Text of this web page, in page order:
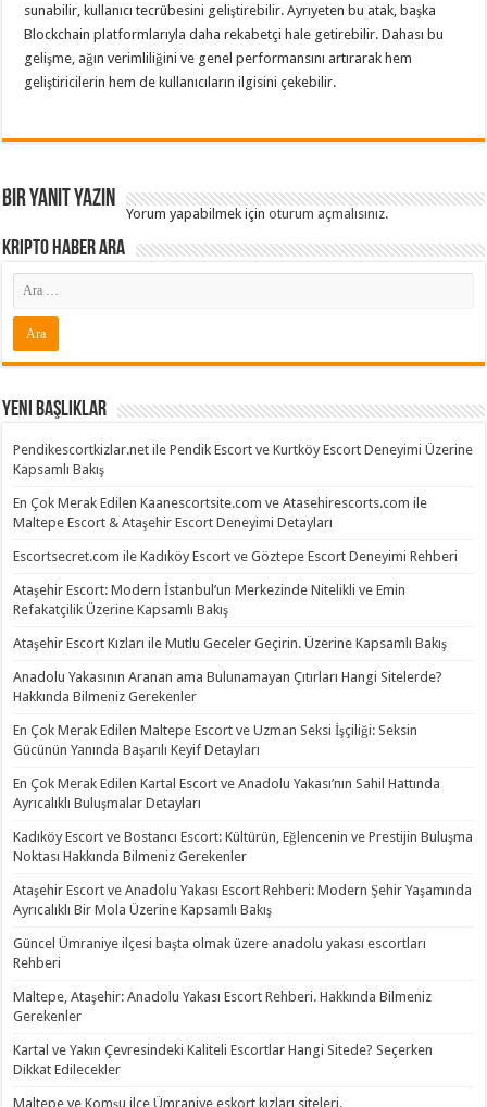
sunabilir, kullanıcı tecrübesini geliştirebilir. Ayrıyeten bu atak, başka
Blockchain platformlarıyla daha rekabetçi hale getirebilir. Dahası bu
gelişme, ağın verimliliğini ve genel performansını artırarak hem
geliştiricilerin hem de kullanıcıların ilgisini çekebilir.
Bir yanıt yazın
Yorum yapabilmek içinoturum açmalısınız.
Kripto Haber ARA
Yeni Başlıklar
Pendikescortkizlar.net ile Pendik Escort ve Kurtköy Escort Deneyimi Üzerine
Kapsamlı Bakış
En Çok Merak Edilen Kaanescortsite.com ve Atasehirescorts.com ile
Maltepe Escort & Ataşehir Escort Deneyimi Detayları
Escortsecret.com ile Kadıköy Escort ve Göztepe Escort Deneyimi Rehberi
Ataşehir Escort: Modern İstanbul’un Merkezinde Nitelikli ve Emin
Refakatçilik Üzerine Kapsamlı Bakış
Ataşehir Escort Kızları ile Mutlu Geceler Geçirin. Üzerine Kapsamlı Bakış
Anadolu Yakasının Aranan ama Bulunamayan Çıtırları Hangi Sitelerde?
Hakkında Bilmeniz Gerekenler
En Çok Merak Edilen Maltepe Escort ve Uzman Seksi İşçiliği: Seksin
Gücünün Yanında Başarılı Keyif Detayları
En Çok Merak Edilen Kartal Escort ve Anadolu Yakası’nın Sahil Hattında
Ayrıcalıklı Buluşmalar Detayları
Kadıköy Escort ve Bostancı Escort: Kültürün, Eğlencenin ve Prestijin Buluşma
Noktası Hakkında Bilmeniz Gerekenler
Ataşehir Escort ve Anadolu Yakası Escort Rehberi: Modern Şehir Yaşamında
Ayrıcalıklı Bir Mola Üzerine Kapsamlı Bakış
Güncel Ümraniye ilçesi başta olmak üzere anadolu yakası escortları
Rehberi
Maltepe, Ataşehir: Anadolu Yakası Escort Rehberi. Hakkında Bilmeniz
Gerekenler
Kartal ve Yakın Çevresindeki Kaliteli Escortlar Hangi Sitede? Seçerken
Dikkat Edilecekler
Maltepe ve Komşu ilçe Ümraniye eskort kızları siteleri.